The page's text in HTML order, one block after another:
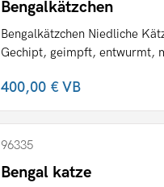
Bengalkätzchen
Bengalkätzchen Niedliche
Gechipt, geimpft, entwurmt,
400,00 €VB
96335
Bengal katze